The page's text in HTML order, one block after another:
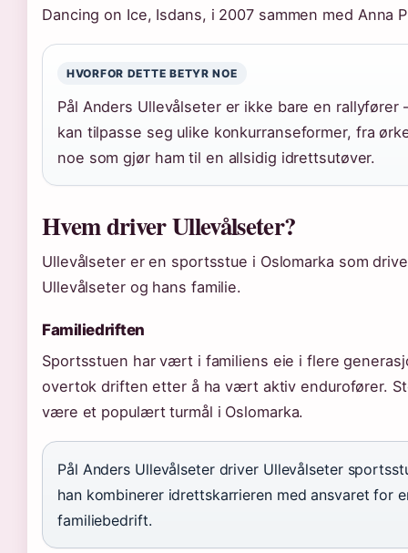
Dancing on Ice, Isdans, i 2007 sammen med Anna
HVORFOR DETTE BETYR NOE
Pål Anders Ullevålseter er ikke bare en rallyfører
kan tilpasse seg ulike konkurranseformer, fra
noe som gjør ham til en allsidig idrettsutøver.
Hvem driver Ullevålseter?
Ullevålseter er en sportsstue i Oslomarka som
Ullevålseter og hans familie.
Familiedriften
Sportsstuen har vært i familiens eie i flere
overtok driften etter å ha vært aktiv endurofører.
være et populært turmål i Oslomarka.
Pål Anders Ullevålseter driver Ullevålseter
han kombinerer idrettskarrieren med ansvaret for
familiebedrift.